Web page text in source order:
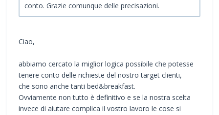
conto. Grazie comunque delle precisazioni.
Ciao,
abbiamo cercato la miglior logica possibile che potesse
tenere conto delle richieste del nostro target clienti,
che sono anche tanti bed&breakfast.
Ovviamente non tutto è definitivo e se la nostra scelta
invece di aiutare complica il vostro lavoro le cose si